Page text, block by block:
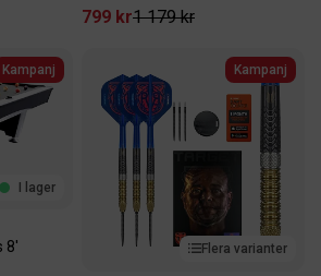
799 kr1 179 kr
Kampanj
I lager
8'
Kampanj
Flera varianter